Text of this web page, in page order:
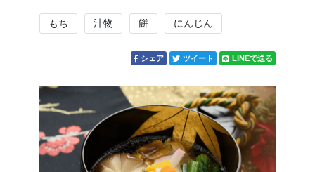
もち 汁物 餅 にんじん
シェア ツイート LINEで送る